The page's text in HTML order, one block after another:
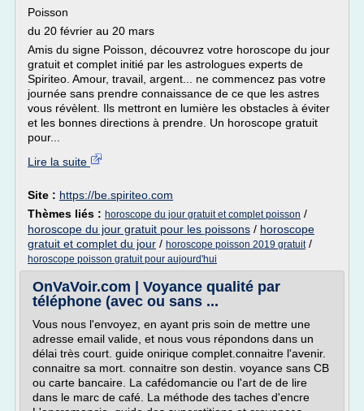
Poisson
du 20 février au 20 mars
Amis du signe Poisson, découvrez votre horoscope du jour
gratuit et complet initié par les astrologues experts de
Spiriteo. Amour, travail, argent... ne commencez pas votre
journée sans prendre connaissance de ce que les astres
vous révèlent. Ils mettront en lumière les obstacles à éviter
et les bonnes directions à prendre. Un horoscope gratuit
pour...
Lire la suite
Site : https://be.spiriteo.com
Thèmes liés : horoscope du jour gratuit et complet poisson /
horoscope du jour gratuit pour les poissons / horoscope
gratuit et complet du jour / horoscope poisson 2019 gratuit/
horoscope poisson gratuit pour aujourd'hui
OnVaVoir.com | Voyance qualité par
téléphone (avec ou sans ...
Vous nous l'envoyez, en ayant pris soin de mettre une
adresse email valide, et nous vous répondons dans un
délai très court. guide onirique complet.connaitre l'avenir.
connaitre sa mort. connaitre son destin. voyance sans CB
ou carte bancaire. La cafédomancie ou l'art de de lire
dans le marc de café. La méthode des taches d'encre